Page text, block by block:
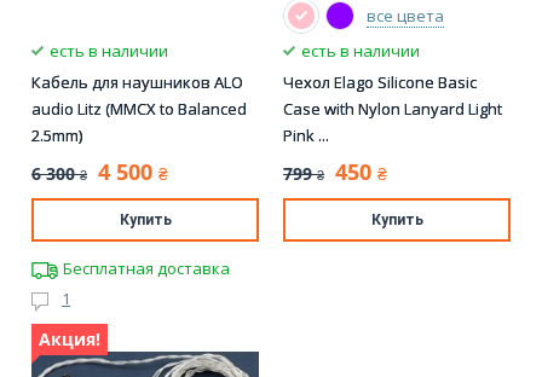
есть в наличии
Кабель для наушников ALO
audio Litz (MMCX to Balanced
2.5mm)
6 300 ₴ 4 500 ₴
Купить
Бесплатная доставка
1
все цвета
есть в наличии
Чехол Elago Silicone Basic
Case with Nylon Lanyard Light
Pink ...
799 ₴ 450 ₴
Купить
Акция!